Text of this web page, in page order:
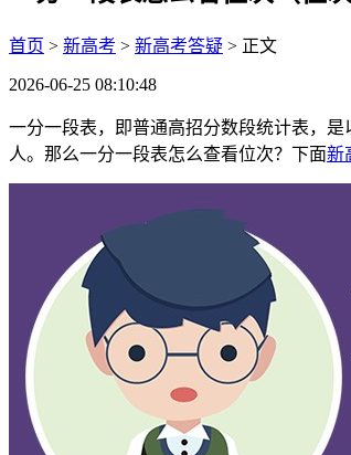
首页 > 新高考 > 新高考答疑 > 正文
2026-06-25 08:10:48
一分一段表，即普通高招分数段统计表，
人。那么一分一段表怎么查看位次？下面新